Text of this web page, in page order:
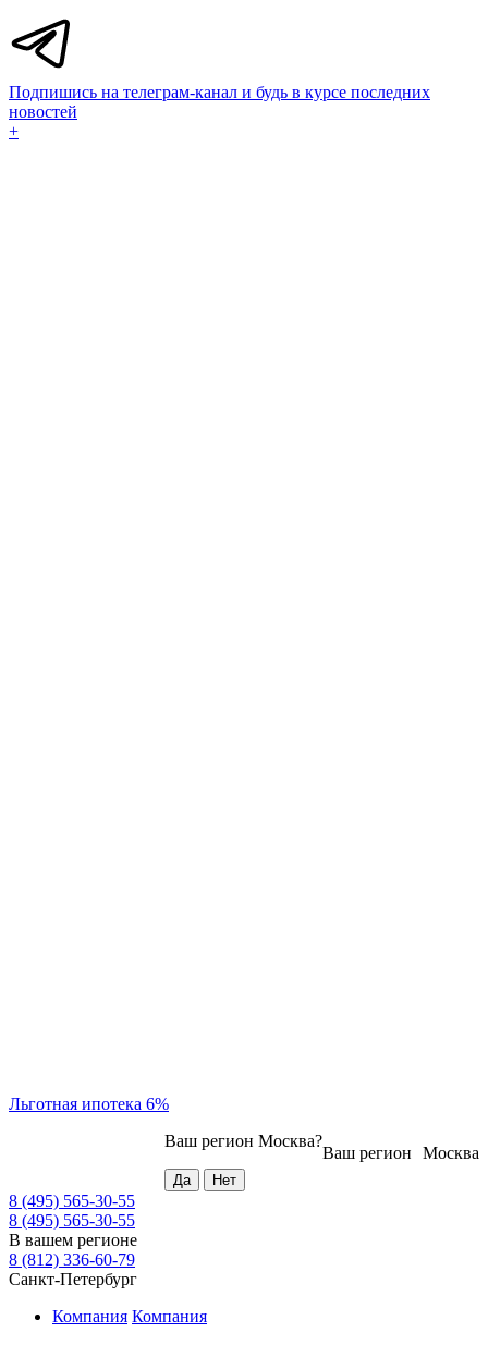
Подпишись на телеграм-канал и будь в курсе последних
новостей
+
Льготная ипотека 6%
Москва
Ваш регион
Ваш регион Москва?
8 (495) 565-30-55
8 (495) 565-30-55
В вашем регионе
8 (812) 336-60-79
Санкт-Петербург
Компания Компания